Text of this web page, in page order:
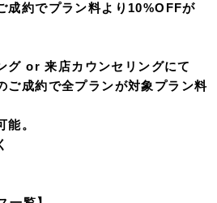
成約でプラン料より10%OFFが
グ or 来店カウンセリングにて
ご成約で全プランが対象プラン料
能。